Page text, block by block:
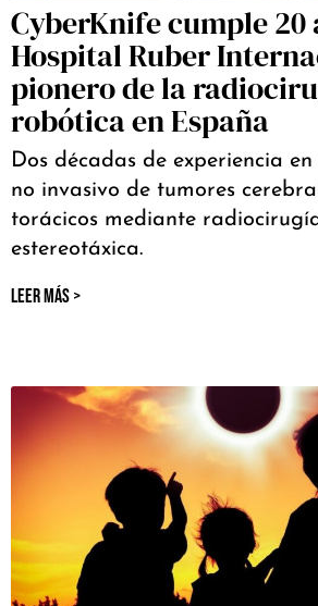
CyberKnife cumple 20
Hospital Ruber
pionero de la
robótica en España
Dos décadas de experiencia
no invasivo de tumores
torácicos mediante
estereotáxica.
LEER MÁS >